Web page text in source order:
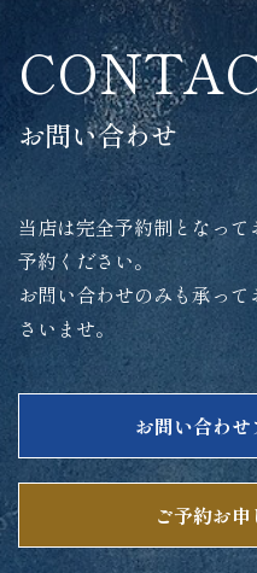
お問い合わせ
当店は完全予約制となっ
予約ください。
お問い合わせのみも承っ
さいませ。
お問い合わ
ご予約お